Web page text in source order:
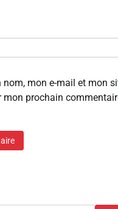
nom, mon e-mail et mon
mon prochain